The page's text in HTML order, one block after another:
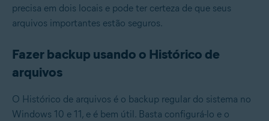
precisa em dois locais e pode ter certeza de que seus
arquivos importantes estão seguros.
Fazer backup usando o Histórico de
arquivos
O Histórico de arquivos é o backup regular do sistema no
Windows 10 e 11, e é bem útil. Basta configurá-lo e o